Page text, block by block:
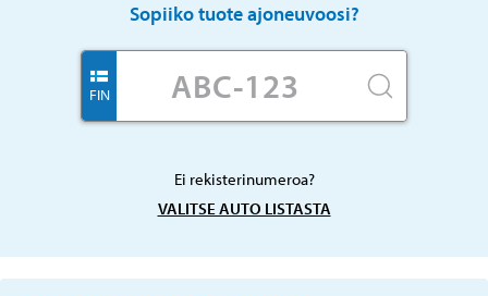
Sopiiko tuote ajoneuvoosi?
FIN
Ei rekisterinumeroa?
VALITSE AUTO LISTASTA